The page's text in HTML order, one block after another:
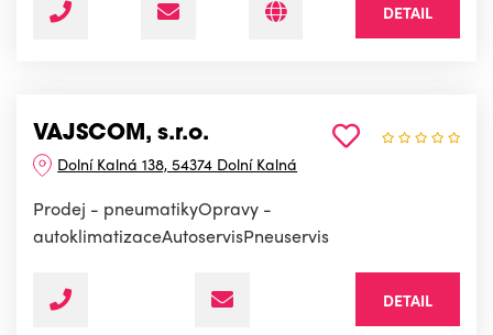
DETAIL
VAJSCOM, s.r.o.
Dolní Kalná 138, 54374 Dolní Kalná
Prodej - pneumatikyOpravy -
autoklimatizaceAutoservisPneuservis
DETAIL